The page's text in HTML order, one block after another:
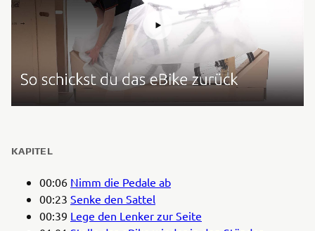
KAPITEL
00:06 Nimm die Pedale ab
00:23 Senke den Sattel
00:39 Lege den Lenker zur Seite